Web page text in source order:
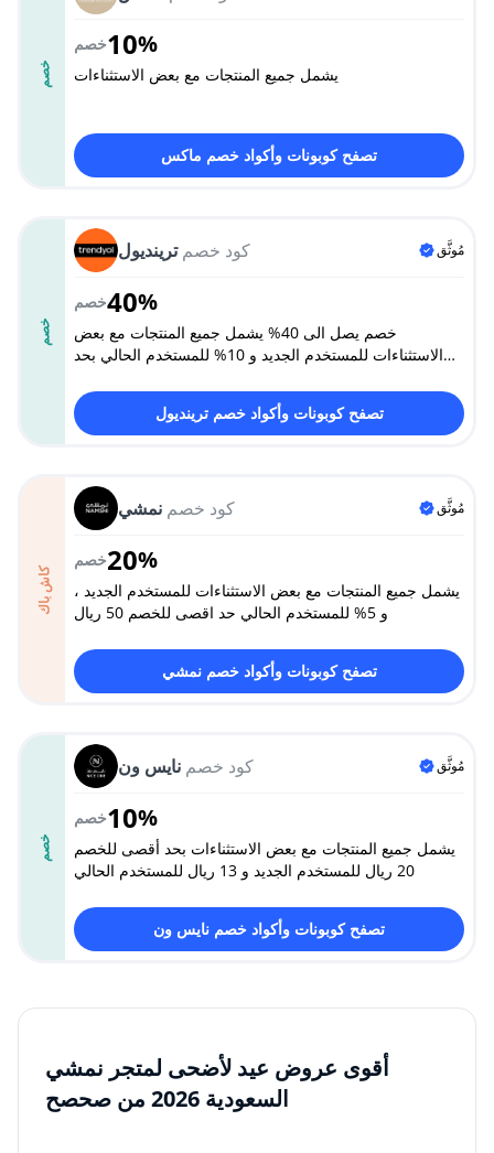
خصم
خصم10%
يشمل جميع المنتجات مع بعض الاستثناءات
تصفح كوبونات وأكواد خصم ماكس
خصم
كود خصمترينديول مُوثَّق
خصم40%
خصم يصل الى 40% يشمل جميع المنتجات مع بعض
الاستثناءات للمستخدم الجديد و 10% للمستخدم الحالي بحد
فقط)
تصفح كوبونات وأكواد خصم ترينديول
كاش باك
كود خصم نمشي مُوثَّق
خصم20%
يشمل جميع المنتجات مع بعض الاستثناءات للمستخدم الجديد ،
و 5% للمستخدم الحالي حد اقصى للخصم 50 ريال
تصفح كوبونات وأكواد خصم نمشي
خصم
كود خصم نايس ون مُوثَّق
خصم10%
يشمل جميع المنتجات مع بعض الاستثناءات بحد أقصى للخصم
20 ريال للمستخدم الجديد و 13 ريال للمستخدم الحالي
تصفح كوبونات وأكواد خصم نايس ون
أقوى عروض عيد لأضحى لمتجر نمشي
السعودية 2026 من صحصح